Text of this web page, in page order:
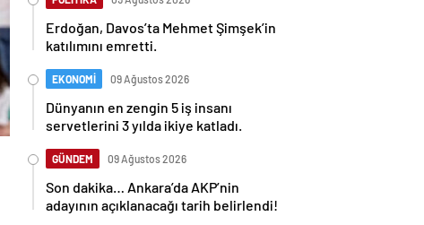
Erdoğan, Davos’ta Mehmet Şimşek’in
katılımını emretti.
EKONOMİ 09 Ağustos 2026
Dünyanın en zengin 5 iş insanı
servetlerini 3 yılda ikiye katladı.
GÜNDEM 09 Ağustos 2026
Son dakika… Ankara’da AKP’nin
adayının açıklanacağı tarih belirlendi!